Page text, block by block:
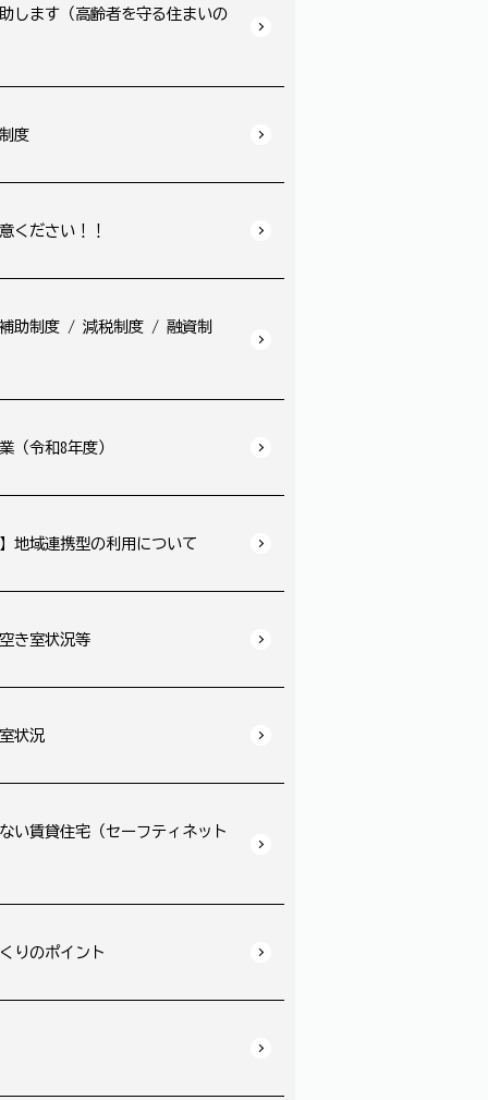
します（高齢者を守る住まいの
度
ください！！
補助制度 / 減税制度 / 融資制
（令和8年度）
地域連携型の利用について
き室状況等
状況
い賃貸住宅（セーフティネット
りのポイント